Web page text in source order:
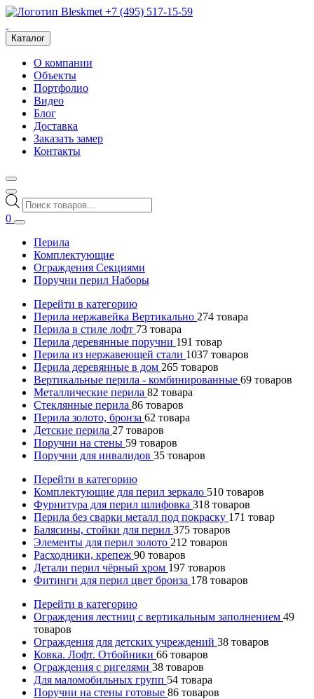
+7 (495) 517-15-59
Каталог
О компании
Объекты
Портфолио
Видео
Блог
Доставка
Заказать замер
Контакты
Поиск
товаров
0
Перила
Комплектующие
Ограждения Секциями
Поручни перил Наборы
Перейти в категорию
Перила нержавейка Вертикально 274 товара
Перила в стиле лофт 73 товара
Перила деревянные поручни 191 товар
Перила из нержавеющей стали 1037 товаров
Перила деревянные в дом 265 товаров
Вертикальные перила - комбинированные 69 товаров
Металлические перила 82 товара
Стеклянные перила 86 товаров
Перила золото, бронза 62 товара
Детские перила 27 товаров
Поручни на стены 59 товаров
Поручни для инвалидов 35 товаров
Перейти в категорию
Комплектующие для перил зеркало 510 товаров
Фурнитура для перил шлифовка 318 товаров
Перила без сварки металл под покраску 171 товар
Балясины, стойки для перил 375 товаров
Элементы для перил золото 212 товаров
Расходники, крепеж 90 товаров
Детали перил чёрный хром 197 товаров
Фитинги для перил цвет бронза 178 товаров
Перейти в категорию
Ограждения лестниц с вертикальным заполнением 49
товаров
Ограждения для детских учреждений 38 товаров
Ковка. Лофт. Отбойники 66 товаров
Ограждения с ригелями 38 товаров
Для маломобильных групп 54 товара
Поручни на стены готовые 86 товаров